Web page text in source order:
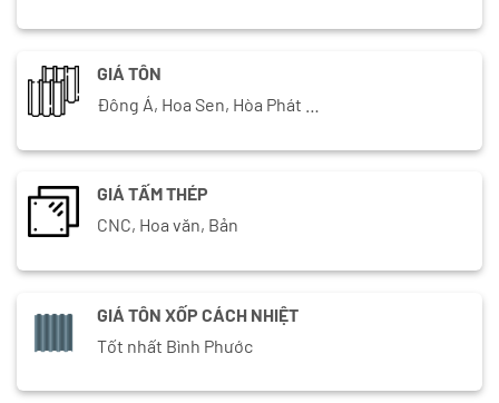
GIÁ TÔN
Đông Á, Hoa Sen, Hòa Phát …
GIÁ TẤM THÉP
CNC, Hoa văn, Bản
GIÁ TÔN XỐP CÁCH NHIỆT
Tốt nhất Bình Phước